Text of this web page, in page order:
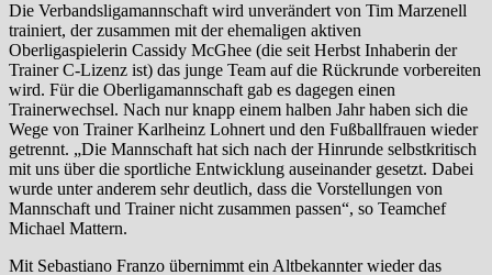
Die Verbandsligamannschaft wird unverändert von Tim Marzenell
trainiert, der zusammen mit der ehemaligen aktiven
Oberligaspielerin Cassidy McGhee (die seit Herbst Inhaberin der
Trainer C-Lizenz ist) das junge Team auf die Rückrunde vorbereiten
wird. Für die Oberligamannschaft gab es dagegen einen
Trainerwechsel. Nach nur knapp einem halben Jahr haben sich die
Wege von Trainer Karlheinz Lohnert und den Fußballfrauen wieder
getrennt. „Die Mannschaft hat sich nach der Hinrunde selbstkritisch
mit uns über die sportliche Entwicklung auseinander gesetzt. Dabei
wurde unter anderem sehr deutlich, dass die Vorstellungen von
Mannschaft und Trainer nicht zusammen passen“, so Teamchef
Michael Mattern.
Mit Sebastiano Franzo übernimmt ein Altbekannter wieder das